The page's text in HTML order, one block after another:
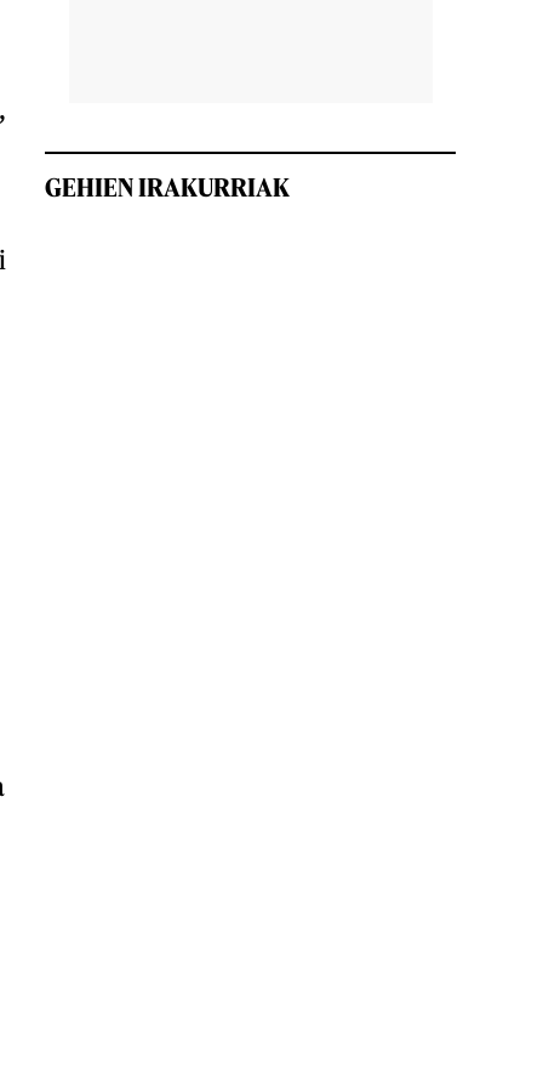
GEHIEN IRAKURRIAK